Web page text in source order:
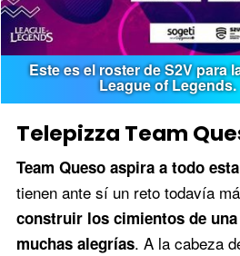
Este es el roster de S2V para
League of Legends.
Telepizza Team
Team Queso aspira a todo
tienen ante sí un reto todavía
construir los cimientos de
muchas alegrías. A la cabeza